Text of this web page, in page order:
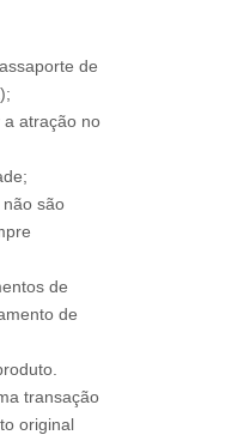
de
a atração no
são
de
de
transação
original